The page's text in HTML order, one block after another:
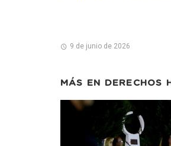
9 de junio de 2026
MÁS EN DERECHOS